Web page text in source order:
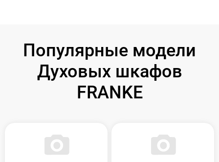
Популярные модели
Духовых шкафов
FRANKE